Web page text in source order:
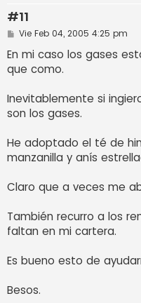
#11
M
n
s
a
Vie Feb 04, 2005 4:25 pm
En mi caso los gases
que como.
Inevitablemente si
son los gases.
He adoptado el té de
manzanilla y anís
Claro que a veces me
También recurro a los
faltan en mi cartera.
Es bueno esto de
Besos.